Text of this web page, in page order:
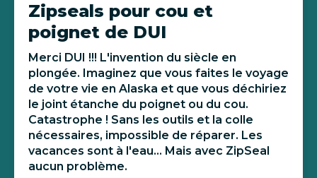
Zipseals pour cou et
poignet de DUI
Merci DUI !!! L'invention du siècle en
plongée. Imaginez que vous faites le voyage
de votre vie en Alaska et que vous déchiriez
le joint étanche du poignet ou du cou.
Catastrophe ! Sans les outils et la colle
nécessaires, impossible de réparer. Les
vacances sont à l'eau... Mais avec ZipSeal
aucun problème.